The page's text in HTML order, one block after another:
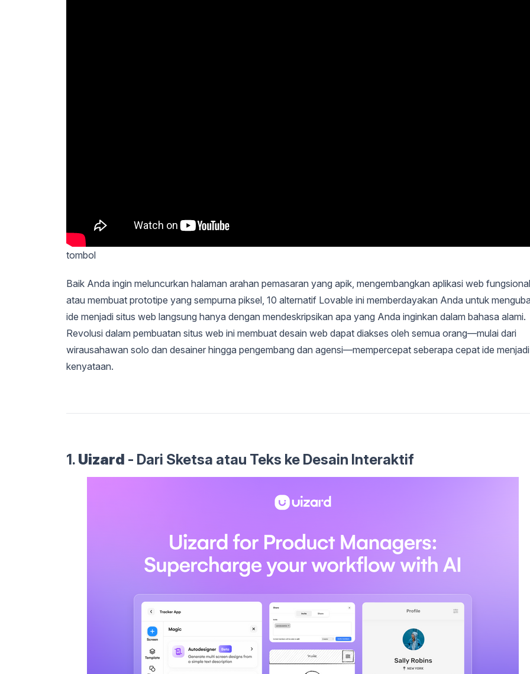
tombol
Baik Anda ingin meluncurkan halaman arahan pemasaran yang apik, mengembangkan aplikasi web
atau membuat prototipe yang sempurna piksel, 10 alternatif Lovable ini memberdayakan Anda untuk
ide menjadi situs web langsung hanya dengan mendeskripsikan apa yang Anda inginkan dalam bahasa alami.
Revolusi dalam pembuatan situs web ini membuat desain web dapat diakses oleh semua orang—mulai dari
wirausahawan solo dan desainer hingga pengembang dan agensi—mempercepat seberapa cepat ide menjadi
kenyataan.
1. Uizard - Dari Sketsa atau Teks ke Desain Interaktif